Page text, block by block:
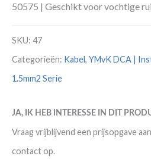
50575 | Geschikt voor vochtige
SKU: 47
Categorieën: Kabel, YMvK DCA |
1.5mm2 Serie
JA, IK HEB INTERESSE IN DIT
Vraag vrijblijvend een prijsopgave
contact op.